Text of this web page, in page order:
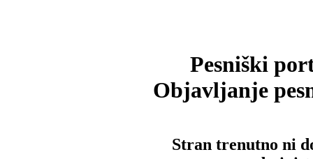
Pesniški
Objavljanje
Stran trenutno ni